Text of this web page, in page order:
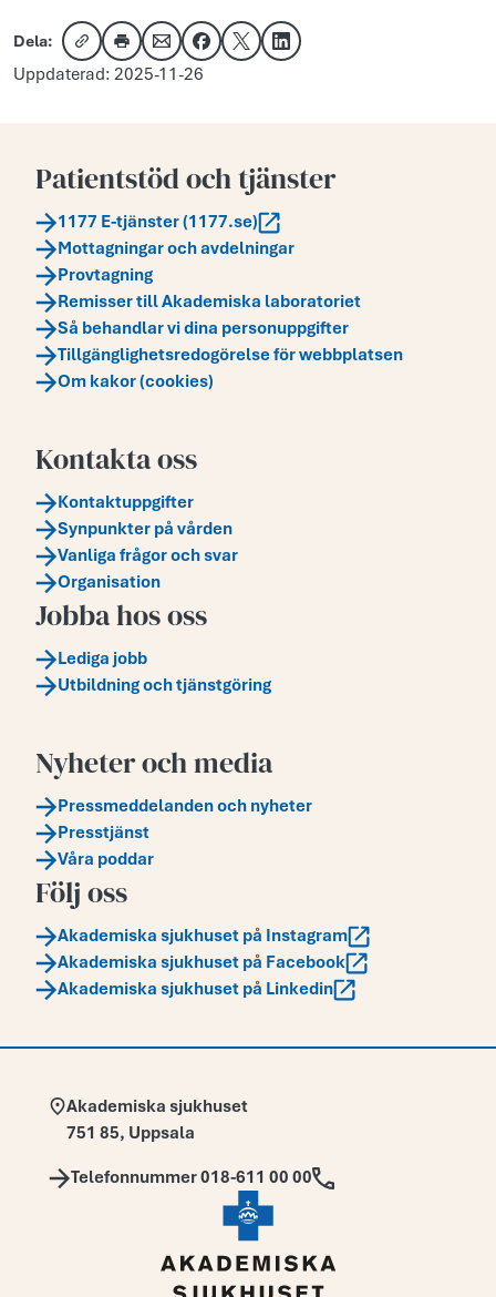
Dela:
Kopiera länk
Skriv utDela via e-post
Dela på Facebook
Dela på XDela på LinkedIn
Uppdaterad: 2025-11-26
Patientstöd och tjänster
1177 E-tjänster (1177.se)
Mottagningar och avdelningar
Provtagning
Remisser till Akademiska laboratoriet
Så behandlar vi dina personuppgifter
Tillgänglighetsredogörelse för webbplatsen
Om kakor (cookies)
Kontakta oss
Kontaktuppgifter
Synpunkter på vården
Vanliga frågor och svar
Organisation
Jobba hos oss
Lediga jobb
Utbildning och tjänstgöring
Nyheter och media
Pressmeddelanden och nyheter
Presstjänst
Våra poddar
Följ oss
Akademiska sjukhuset på Instagram
Akademiska sjukhuset på Facebook
Akademiska sjukhuset på Linkedin
Adress:
Akademiska sjukhuset
751 85, Uppsala
Telefon:
Telefonnummer 018-611 00 00